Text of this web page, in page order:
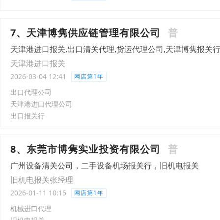
7、天津博隽供应链管理有限公司 普
天津港进口报关,出口清关代理,货运代理公司,天津博隽报关行
天津港进口报关
2026-03-04 12:41 网店第1年
出口代理公司
天津港进口代理公司
出口报关行
8、东莞市博隽实业投资有限公司 普
广州设备清关公司，二手设备机场报关行，旧机电报关
旧机电报关张经理
2026-01-11 10:15 网店第1年
机械进口代理